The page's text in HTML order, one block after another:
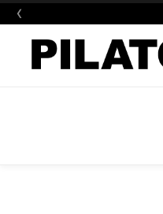
‹